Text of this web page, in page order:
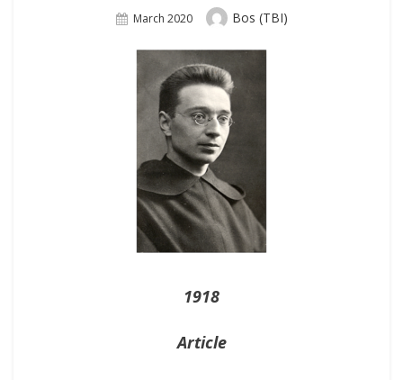
Posted
March 2020 Author
Bos (TBI)
1918
Article